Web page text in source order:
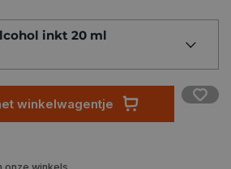
inkt 20 ml
winkelwagentje